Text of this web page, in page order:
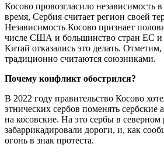
Косово провозгласило независимость
время, Сербия считает регион своей
Независимость Косово признает
числе США и большинство стран ЕС
Китай отказались это делать.
традиционно считаются союзниками.
Почему конфликт обострился?
В 2022 году правительство Косово
этнических сербов поменять сербские
на косовские. На это сербы в северном
забаррикадировали дороги, и, как
огонь в знак протеста.